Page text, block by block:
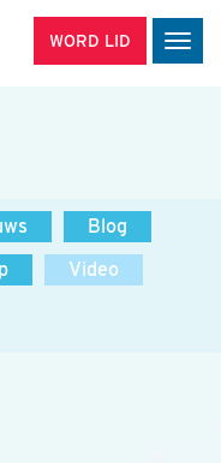
WORD LID
Blog
Video